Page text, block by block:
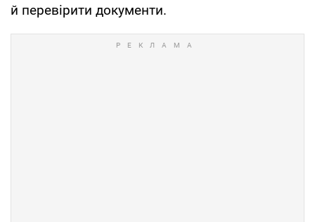
й перевірити документи.